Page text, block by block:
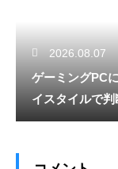
2026.08.07
ゲーミングPC
イスタイルで判